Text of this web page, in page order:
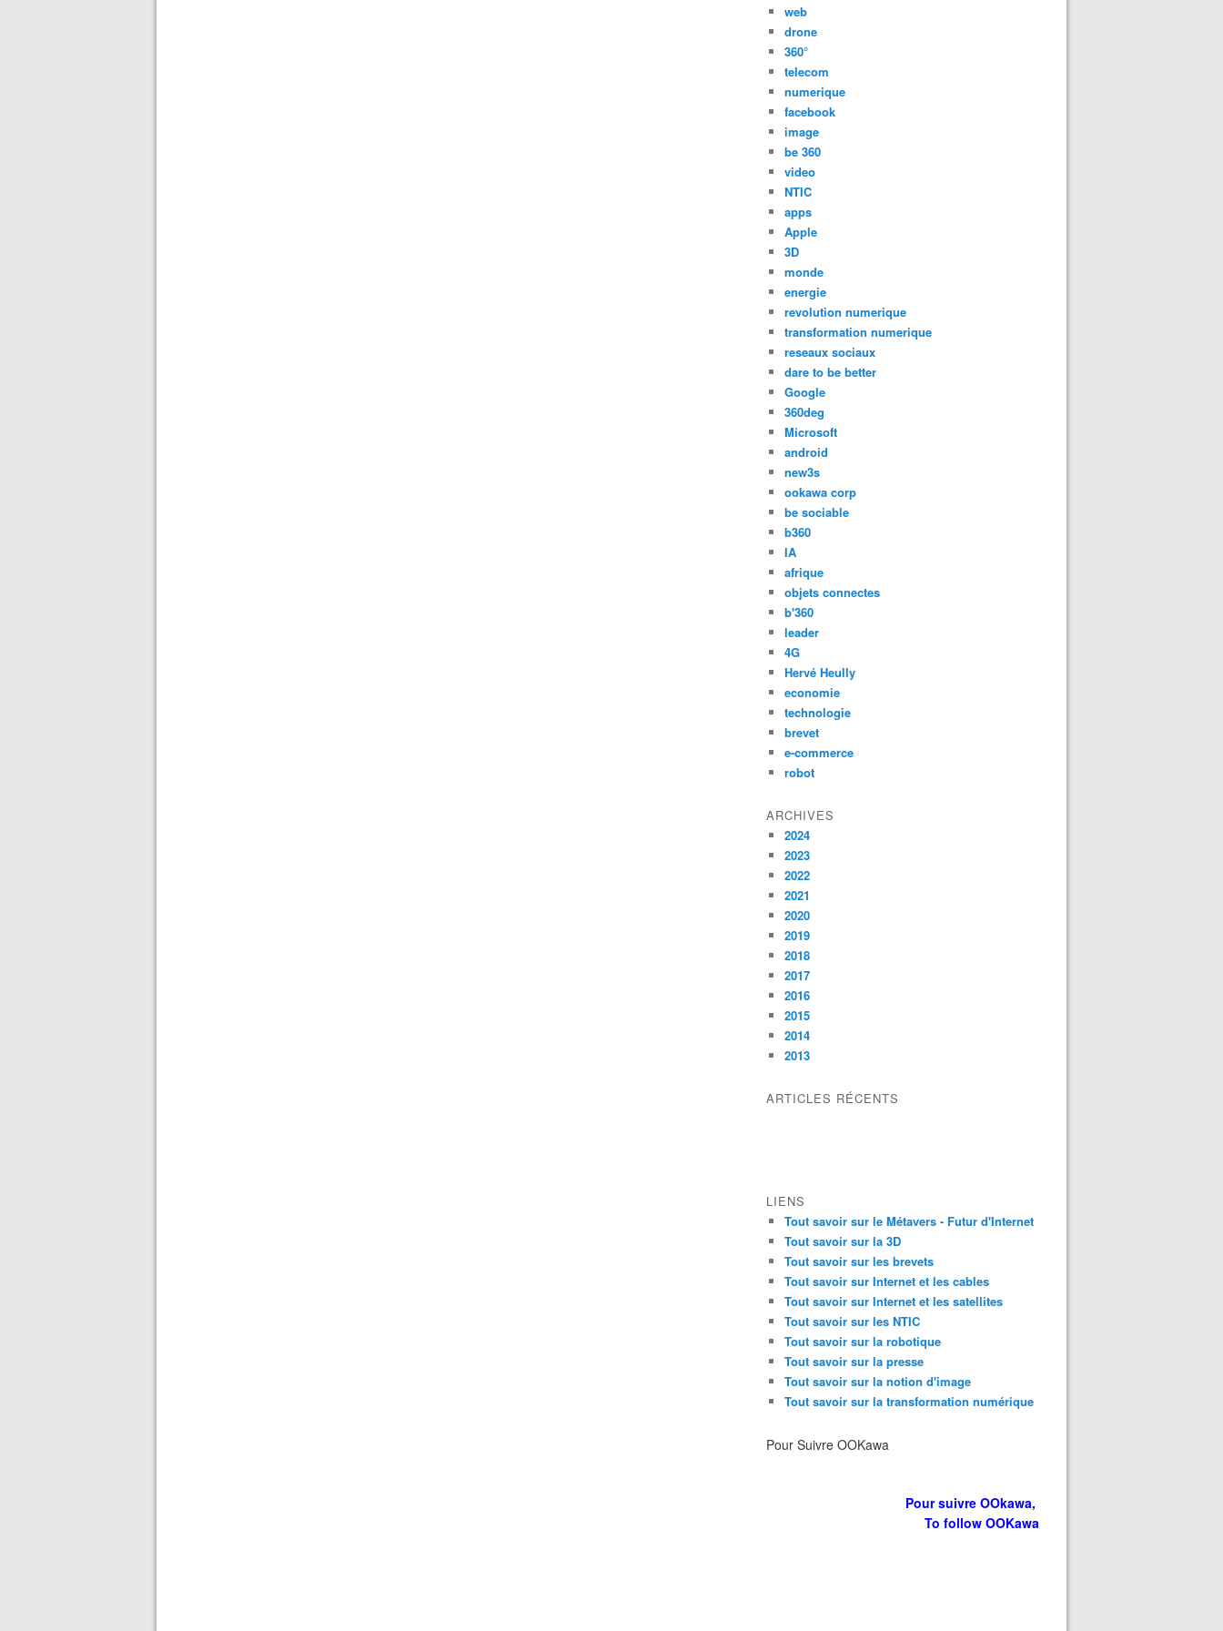
web
drone
360°
telecom
numerique
facebook
image
be 360
video
NTIC
apps
Apple
3D
monde
energie
revolution numerique
transformation numerique
reseaux sociaux
dare to be better
Google
360deg
Microsoft
android
new3s
ookawa corp
be sociable
b360
IA
afrique
objets connectes
b'360
leader
4G
Hervé Heully
economie
technologie
brevet
e-commerce
robot
ARCHIVES
2024
2023
2022
2021
2020
2019
2018
2017
2016
2015
2014
2013
ARTICLES RÉCENTS
LIENS
Tout savoir sur le Métavers - Futur d'Internet
Tout savoir sur la 3D
Tout savoir sur les brevets
Tout savoir sur Internet et les cables
Tout savoir sur Internet et les satellites
Tout savoir sur les NTIC
Tout savoir sur la robotique
Tout savoir sur la presse
Tout savoir sur la notion d'image
Tout savoir sur la transformation numérique
Pour Suivre OOKawa
Pour suivre OOkawa,
To follow OOKawa